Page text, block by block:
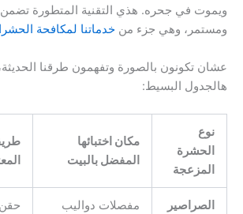
ويموت في جحره. هذي التقنية المتطورة تضمن
ومستمر، وهي جزء من خدماتنا لمكافحة
عشان تكونون بالصورة وتفهمون طرقنا
هالجدول البسيط:
نوع
الحشرة
المزعجة
مكان اختبائها
المفضل بالبيت
الصراصير
مفصلات دواليب
حقن